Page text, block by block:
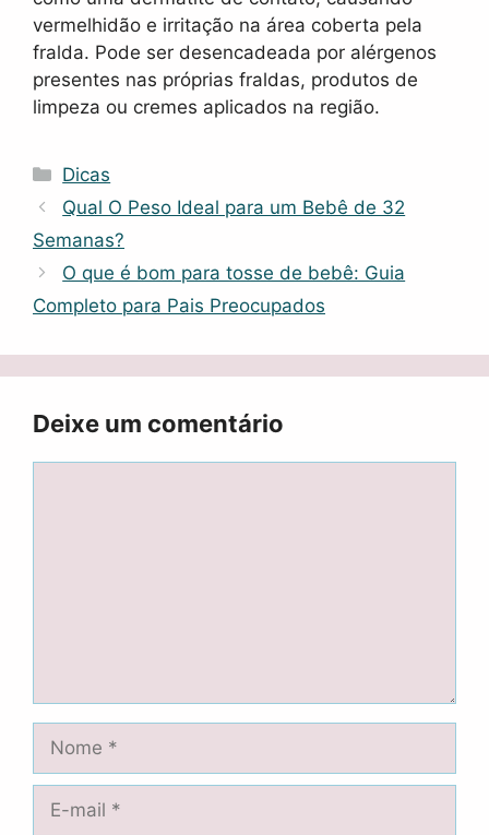
vermelhidão e irritação na área coberta pela
fralda. Pode ser desencadeada por alérgenos
presentes nas próprias fraldas, produtos de
limpeza ou cremes aplicados na região.
Categorias
Dicas
Qual O Peso Ideal para um Bebê de 32
Semanas?
O que é bom para tosse de bebê: Guia
Completo para Pais Preocupados
Deixe um comentário
Nome